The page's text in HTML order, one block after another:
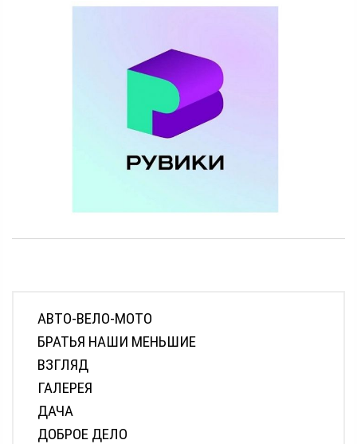
АВТО-ВЕЛО-МОТО
БРАТЬЯ НАШИ МЕНЬШИЕ
ВЗГЛЯД
ГАЛЕРЕЯ
ДАЧА
ДОБРОЕ ДЕЛО